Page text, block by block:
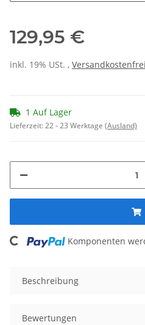
129,95 €
inkl. 19% USt. ,
1 Auf Lager
Lieferzeit:22 - 23 Werktage (Ausland)
Komponenten
Beschreibung
Bewertungen